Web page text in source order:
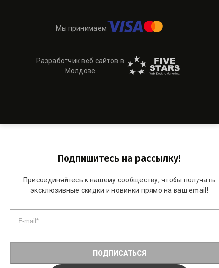
Мы принимаем
Разработчик веб сайтов в
Молдове
Подпишитесь на рассылку!
Присоединяйтесь к нашему сообществу, чтобы получать
эксклюзивные скидки и новинки прямо на ваш email!
ПОДПИСАТЬСЯ